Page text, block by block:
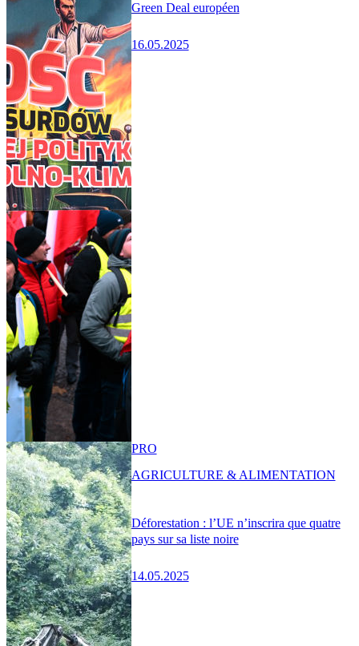
Green Deal européen
16.05.2025
Déforestation : l’UE n’inscrira que quatre
pays sur sa liste noire
14.05.2025
PRO
AGRICULTURE & ALIMENTATION